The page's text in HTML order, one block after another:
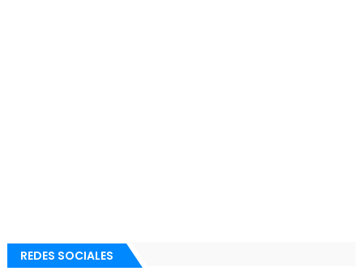
REDES SOCIALES